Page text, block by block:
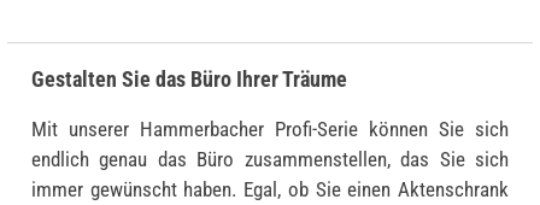
Gestalten Sie das Büro Ihrer Träume
Mit unserer Hammerbacher Profi-Serie können Sie sich
endlich genau das Büro zusammenstellen, das Sie sich
immer gewünscht haben. Egal, ob Sie einen Aktenschrank